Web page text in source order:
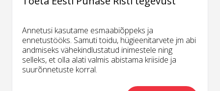
Annetusi kasutame esmaabiõppeks ja
ennetustööks. Samuti toidu, hügieenitarvete jm abi
andmiseks vähekindlustatud inimestele ning
selleks, et olla alati valmis abistama kriiside ja
suurõnnetuste korral.